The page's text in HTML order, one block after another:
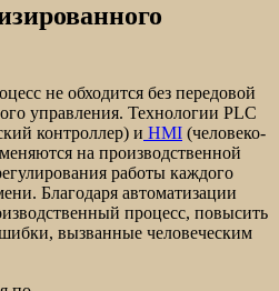
не обходится без передовой
управления. Технологии PLC
контроллер) и HMI (человеко-
на производственной
работы каждого
Благодаря автоматизации
процесс, повысить
вызванные человеческим